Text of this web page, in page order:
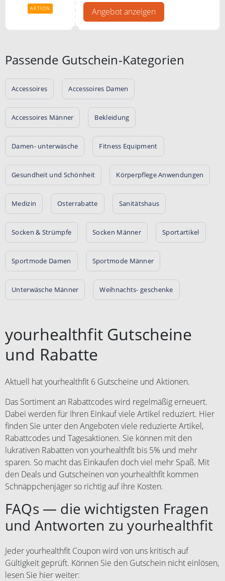
AKTION Angebot anzeigen
Passende Gutschein-Kategorien
Accessoires Accessoires Damen
Accessoires Männer Bekleidung
Damen- unterwäsche Fitness Equipment
Gesundheit und Schönheit Körperpflege Anwendungen
Medizin Osterrabatte Sanitätshaus
Socken & Strümpfe Socken Männer Sportartikel
Sportmode Damen Sportmode Männer
Unterwäsche Männer Weihnachts- geschenke
yourhealthfit Gutscheine
und Rabatte
Aktuell hat yourhealthfit 6 Gutscheine und Aktionen.
Das Sortiment an Rabattcodes wird regelmäßig erneuert.
Dabei werden für Ihren Einkauf viele Artikel reduziert. Hier
finden Sie unter den Angeboten viele reduzierte Artikel,
Rabattcodes und Tagesaktionen. Sie können mit den
lukrativen Rabatten von yourhealthfit bis 5% und mehr
sparen. So macht das Einkaufen doch viel mehr Spaß. Mit
den Deals und Gutscheinen von yourhealthfit kommen
Schnäppchenjäger so richtig auf ihre Kosten.
FAQs — die wichtigsten Fragen
und Antworten zu yourhealthfit
Jeder yourhealthfit Coupon wird von uns kritisch auf
Gültigkeit geprüft. Können Sie den Gutschein nicht einlösen,
lesen Sie hier weiter: